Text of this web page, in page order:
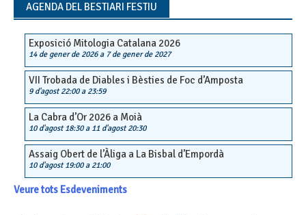
AGENDA DEL BESTIARI FESTIU
Exposició Mitologia Catalana 2026
14 de gener de 2026a 7 de gener de 2027
VII Trobada de Diables i Bèsties de Foc d’Amposta
9 d'agost 22:00a 23:59
La Cabra d’Or 2026 a Moià
10 d'agost 18:30a 11 d'agost 20:30
Assaig Obert de l’Àliga a La Bisbal d’Empordà
10 d'agost 19:00a 21:00
Veure tots Esdeveniments